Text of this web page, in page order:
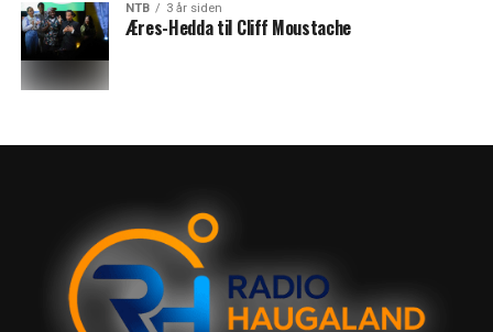
NTB 3 år siden
Æres-Hedda til Cliff Moustache